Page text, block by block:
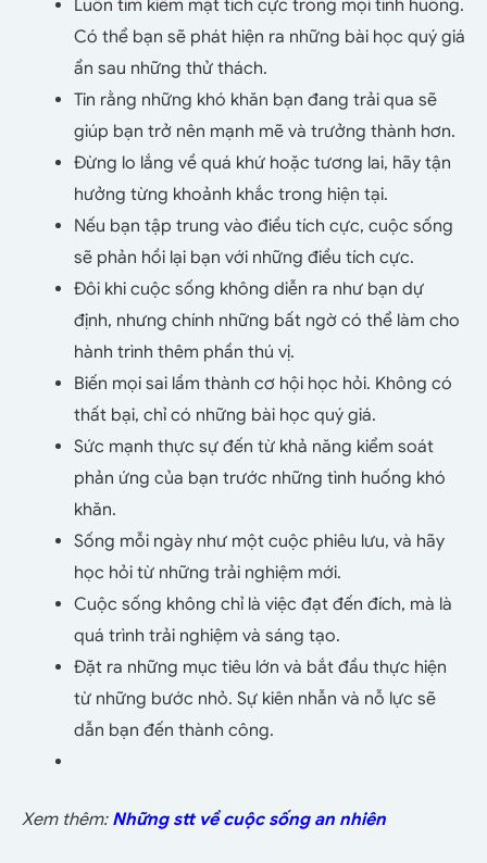
Luôn tìm kiếm mặt tích cực trong mọi tình huống.
Có thể bạn sẽ phát hiện ra những bài học quý giá
ẩn sau những thử thách.
Tin rằng những khó khăn bạn đang trải qua sẽ
giúp bạn trở nên mạnh mẽ và trưởng thành hơn.
Đừng lo lắng về quá khứ hoặc tương lai, hãy tận
hưởng từng khoảnh khắc trong hiện tại.
Nếu bạn tập trung vào điều tích cực, cuộc sống
sẽ phản hồi lại bạn với những điều tích cực.
Đôi khi cuộc sống không diễn ra như bạn dự
định, nhưng chính những bất ngờ có thể làm cho
hành trình thêm phần thú vị.
Biến mọi sai lầm thành cơ hội học hỏi. Không có
thất bại, chỉ có những bài học quý giá.
Sức mạnh thực sự đến từ khả năng kiểm soát
phản ứng của bạn trước những tình huống khó
khăn.
Sống mỗi ngày như một cuộc phiêu lưu, và hãy
học hỏi từ những trải nghiệm mới.
Cuộc sống không chỉ là việc đạt đến đích, mà là
quá trình trải nghiệm và sáng tạo.
Đặt ra những mục tiêu lớn và bắt đầu thực hiện
từ những bước nhỏ. Sự kiên nhẫn và nỗ lực sẽ
dẫn bạn đến thành công.
Xem thêm: Những stt về cuộc sống an nhiên